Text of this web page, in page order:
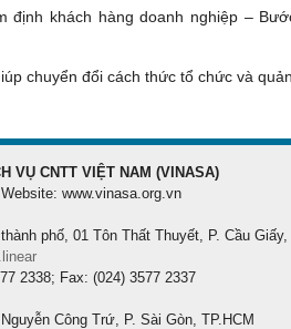
định khách hàng doanh nghiệp –
chuyển đổi cách thức tổ chức và
VỤ CNTT VIỆT NAM (VINASA)
www.vinasa.org.vn
phố, 01 Tôn Thất Thuyết, P. Cầu Giấy,
2338; Fax: (024) 3577 2337
Công Trứ, P. Sài Gòn, TP.HCM